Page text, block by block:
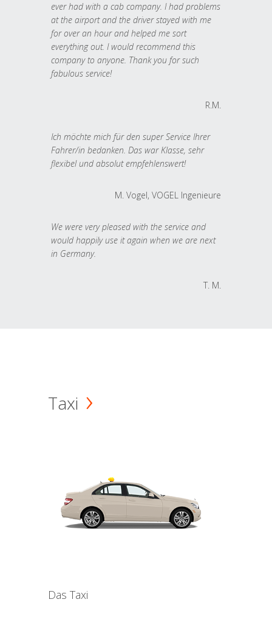
ever had with a cab company. I had problems
at the airport and the driver stayed with me
for over an hour and helped me sort
everything out. I would recommend this
company to anyone. Thank you for such
fabulous service!
R.M.
Ich möchte mich für den super Service Ihrer
Fahrer/in bedanken. Das war Klasse, sehr
flexibel und absolut empfehlenswert!
M. Vogel, VOGEL Ingenieure
We were very pleased with the service and
would happily use it again when we are next
in Germany.
T. M.
Taxi
Das Taxi